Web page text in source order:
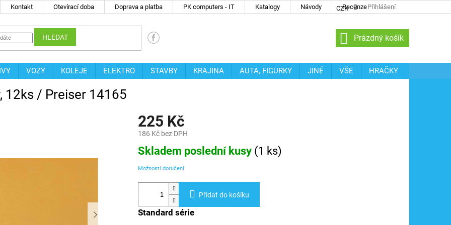
Kontakt Otevírací doba Doprava a platba PK computers - IT Katalogy Návody Recenze
CZK Přihlášení
HLEDAT
NÁKUPNÍ
KOŠÍK
Prázdný košík
VOZY KOLEJE ELEKTRO STAVBY KRAJINA AUTA, FIGURKY JINÉ VŠE
HRAČKY
12ks / Preiser 14165
225 Kč
186 Kč bez DPH
Měrná
cena:
Skladem poslední kusy (1 ks)
Možnosti doručení
Přidat do košíku
Standard série